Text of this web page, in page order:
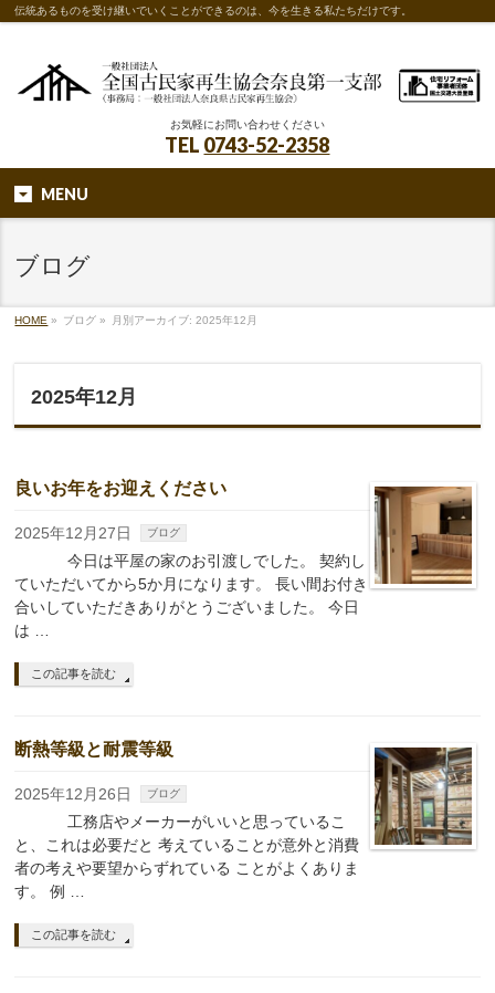
伝統あるものを受け継いでいくことができるのは、今を生きる私たちだけです。
お気軽にお問い合わせください
TEL 0743-52-2358
MENU
ブログ
HOME » ブログ » 月別アーカイブ: 2025年12月
2025年12月
良いお年をお迎えください
2025年12月27日 ブログ
今日は平屋の家のお引渡しでした。 契約し
ていただいてから5か月になります。 長い間お付き
合いしていただきありがとうございました。 今日
は …
この記事を読む
断熱等級と耐震等級
2025年12月26日 ブログ
工務店やメーカーがいいと思っているこ
と、これは必要だと 考えていることが意外と消費
者の考えや要望からずれている ことがよくありま
す。 例 …
この記事を読む